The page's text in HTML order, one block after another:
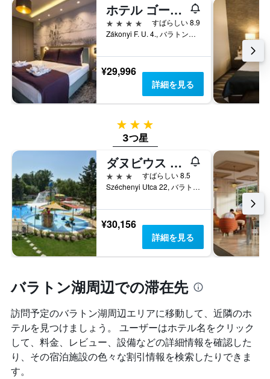
ホテル ゴールデン レイク リゾート
4つ星
すばらしい 8.9
Zákonyi F. U. 4., バラトンフレド, ハンガリー
¥29,996
詳細を見る
3つ星
3つ星
ダヌビウス ホテル マリーナ
3つ星
すばらしい 8.5
Széchenyi Utca 22, バラトンフレド, ハンガリー
¥30,156
詳細を見る
バラトン湖周辺での滞在先
訪問予定のバラトン湖周辺エリアに移動して、近隣のホ
テルを見つけましょう。 ユーザーはホテル名をクリック
して、料金、レビュー、設備などの詳細情報を確認した
り、その宿泊施設の色々な割引情報を検索したりできま
す。